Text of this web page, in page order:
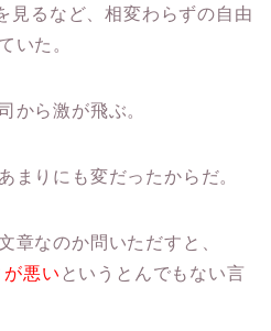
見るなど、相変わらずの自由
いた。
から激が飛ぶ。
まりにも変だったからだ。
章なのか問いただすと、
悪い というとんでもない言